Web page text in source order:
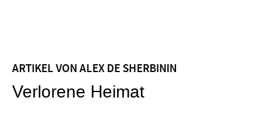
ARTIKEL VON ALEX DE SHERBININ
Verlorene Heimat